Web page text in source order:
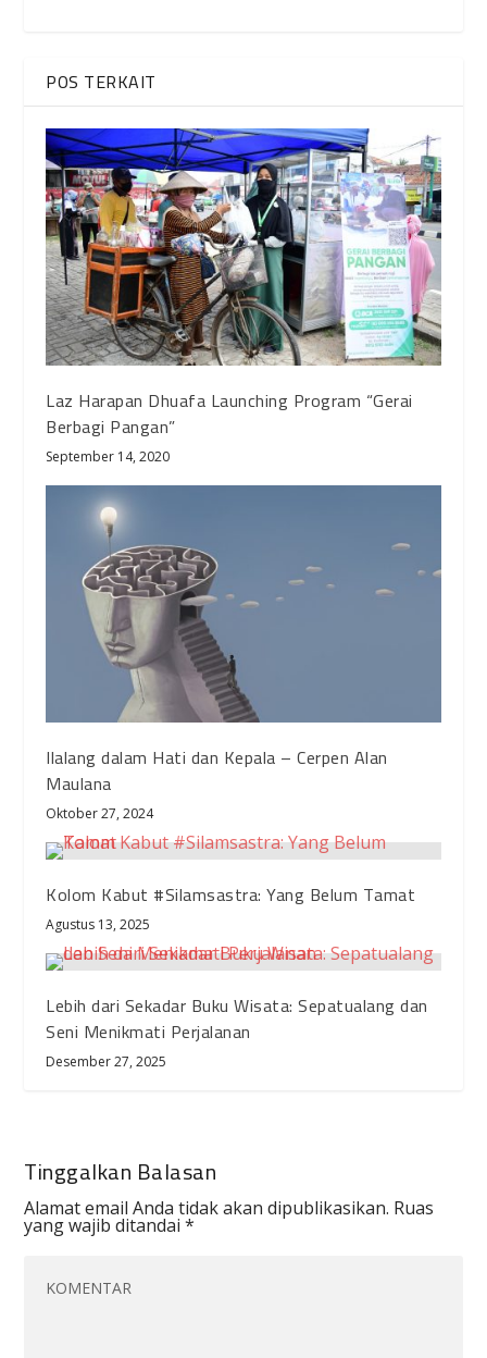
POS TERKAIT
Laz Harapan Dhuafa Launching Program “Gerai
Berbagi Pangan”
September 14, 2020
Ilalang dalam Hati dan Kepala – Cerpen Alan
Maulana
Oktober 27, 2024
Kolom Kabut #Silamsastra: Yang Belum Tamat
Agustus 13, 2025
Lebih dari Sekadar Buku Wisata: Sepatualang dan
Seni Menikmati Perjalanan
Desember 27, 2025
Tinggalkan Balasan
Alamat email Anda tidak akan dipublikasikan. Ruas
yang wajib ditandai*